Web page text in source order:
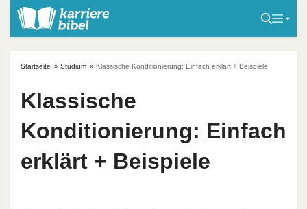
Startseite » Studium » Klassische Konditionierung: Einfach erklärt + Beispiele
Klassische
Konditionierung: Einfach
erklärt + Beispiele